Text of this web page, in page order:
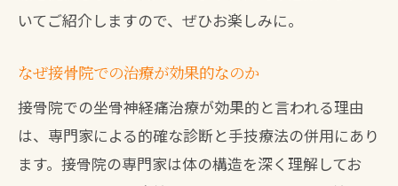
いてご紹介しますので、ぜひお楽しみに。
なぜ接骨院での治療が効果的なのか
接骨院での坐骨神経痛治療が効果的と言われる理由
は、専門家による的確な診断と手技療法の併用にあり
ます。接骨院の専門家は体の構造を深く理解してお